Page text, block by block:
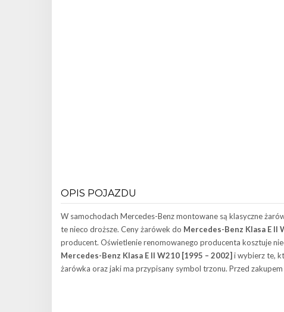
OPIS POJAZDU
W samochodach Mercedes-Benz montowane są klasyczne
te nieco droższe. Ceny żarówek do Mercedes-Benz Klasa E II
producent. Oświetlenie renomowanego producenta kosztuje
Mercedes-Benz Klasa E II W210 [1995 – 2002] i wybierz te,
żarówka oraz jaki ma przypisany symbol trzonu. Przed